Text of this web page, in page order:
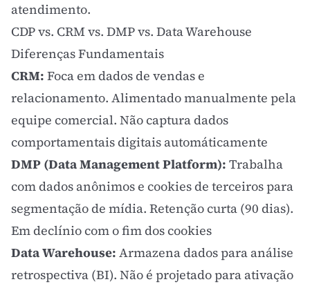
atendimento.
CDP vs. CRM vs. DMP vs. Data Warehouse
Diferenças Fundamentais
CRM: Foca em dados de vendas e
relacionamento. Alimentado manualmente pela
equipe comercial. Não captura dados
comportamentais digitais automáticamente
DMP (Data Management Platform): Trabalha
com dados anônimos e cookies de terceiros para
segmentação de mídia. Retenção curta (90 dias).
Em declínio com o fim dos cookies
Data Warehouse: Armazena dados para análise
retrospectiva (BI). Não é projetado para ativação